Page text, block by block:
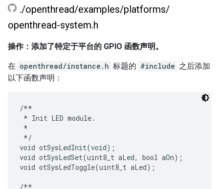
./openthread/examples/platforms/
openthread-system.h
操作：添加了特定于平台的 GPIO 函数声明。
在 openthread/instance.h 标题的 #include 之后添加
以下函数声明：
/**
* Init LED module.
*
*/
void otSysLedInit(void);
void otSysLedSet(uint8_t aLed, bool aOn);
void otSysLedToggle(uint8_t aLed);
/**